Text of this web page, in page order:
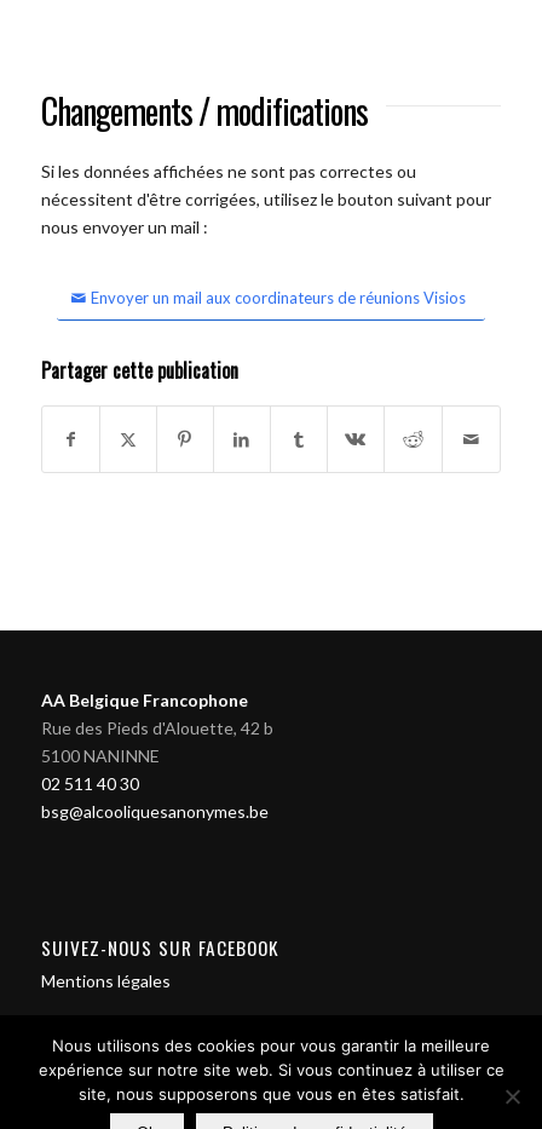
Changements / modifications
Si les données affichées ne sont pas correctes ou
nécessitent d'être corrigées, utilisez le bouton suivant pour
nous envoyer un mail :
Envoyer un mail aux coordinateurs de réunions Visios
Partager cette publication
AA Belgique Francophone
Rue des Pieds d'Alouette, 42 b
5100 NANINNE
02 511 40 30
bsg@alcooliquesanonymes.be
SUIVEZ-NOUS SUR FACEBOOK
Mentions légales
Nous utilisons des cookies pour vous garantir la meilleure
expérience sur notre site web. Si vous continuez à utiliser ce
site, nous supposerons que vous en êtes satisfait.
Contact us